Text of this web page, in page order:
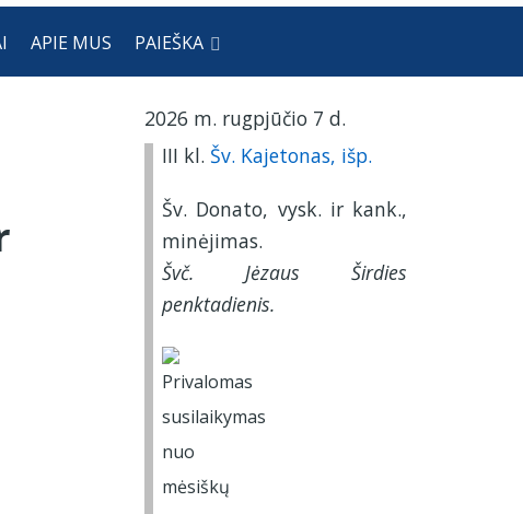
APIE MUS PAIEŠKA
2026 m. rugpjūčio 7 d.
III kl. Šv. Kajetonas, išp.
Šv. Donato, vysk. ir kank.,
minėjimas.
Švč. Jėzaus Širdies
penktadienis.